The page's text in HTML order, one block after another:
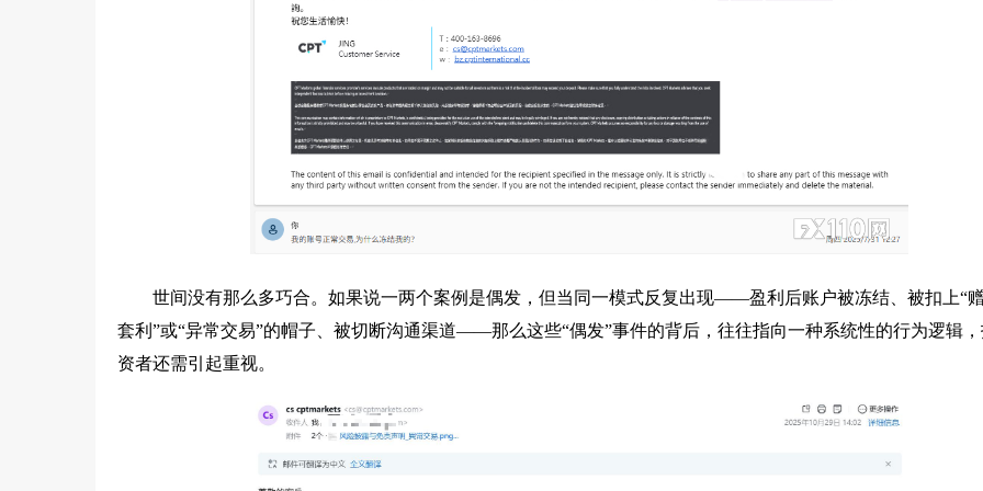
世间没有那么多巧合。如果说一两个案例是偶发，但当同一模式反复出现——盈利后账户被冻结、被扣上“
套利”或“异常交易”的帽子、被切断沟通渠道——那么这些“偶发”事件的背后，往往指向一种系统性的行为逻辑
资者还需引起重视。